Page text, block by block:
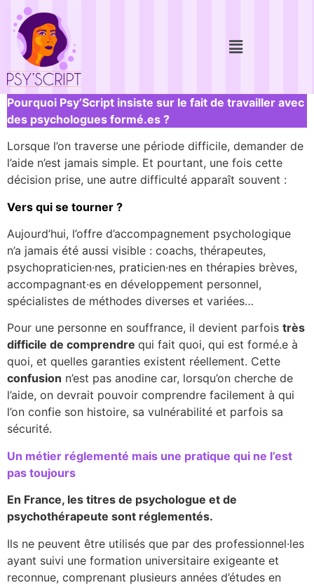
Pourquoi Psy’Script insiste sur le fait de travailler avec
des psychologues formé.es ?
Lorsque l’on traverse une période difficile, demander de
l’aide n’est jamais simple. Et pourtant, une fois cette
décision prise, une autre difficulté apparaît souvent :
Vers qui se tourner ?
Aujourd’hui, l’offre d’accompagnement psychologique
n’a jamais été aussi visible : coachs, thérapeutes,
psychopraticien·nes, praticien·nes en thérapies brèves,
accompagnant·es en développement personnel,
spécialistes de méthodes diverses et variées…
Pour une personne en souffrance, il devient parfois très
difficile de comprendre qui fait quoi, qui est formé.e à
quoi, et quelles garanties existent réellement. Cette
confusion n’est pas anodine car, lorsqu’on cherche de
l’aide, on devrait pouvoir comprendre facilement à qui
l’on confie son histoire, sa vulnérabilité et parfois sa
sécurité.
Un métier réglementé mais une pratique qui ne l’est
pas toujours
En France, les titres de psychologue et de
psychothérapeute sont réglementés.
Ils ne peuvent être utilisés que par des professionnel·les
ayant suivi une formation universitaire exigeante et
reconnue, comprenant plusieurs années d’études en